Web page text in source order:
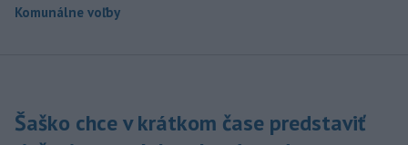
Komunálne voľby
Šaško chce v krátkom čase predstaviť